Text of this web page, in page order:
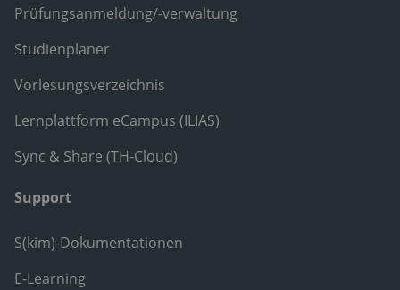
Prüfungsanmeldung/-verwaltung
Studienplaner
Vorlesungsverzeichnis
Lernplattform eCampus (ILIAS)
Sync & Share (TH-Cloud)
Support
S(kim)-Dokumentationen
E-Learning